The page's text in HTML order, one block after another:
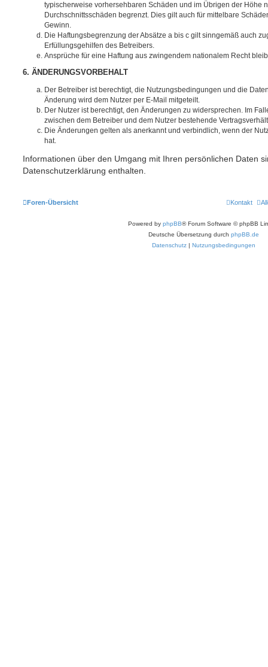
typischerweise vorhersehbaren Schäden und im Übrigen der Höhe
Durchschnittsschäden begrenzt. Dies gilt auch für mittelbare
Gewinn.
Die Haftungsbegrenzung der Absätze a bis c gilt sinngemäß auch
Erfüllungsgehilfen des Betreibers.
Ansprüche für eine Haftung aus zwingendem nationalem Recht
6. ÄNDERUNGSVORBEHALT
Der Betreiber ist berechtigt, die Nutzungsbedingungen und die
Änderung wird dem Nutzer per E-Mail mitgeteilt.
Der Nutzer ist berechtigt, den Änderungen zu widersprechen. Im
zwischen dem Betreiber und dem Nutzer bestehende
Die Änderungen gelten als anerkannt und verbindlich, wenn der
hat.
Informationen über den Umgang mit Ihren persönlichen Daten
Datenschutzerklärung enthalten.
Foren-Übersicht Kontakt
Powered by phpBB® Forum Software © phpBB
Deutsche Übersetzung durch phpBB.de
Datenschutz | Nutzungsbedingungen